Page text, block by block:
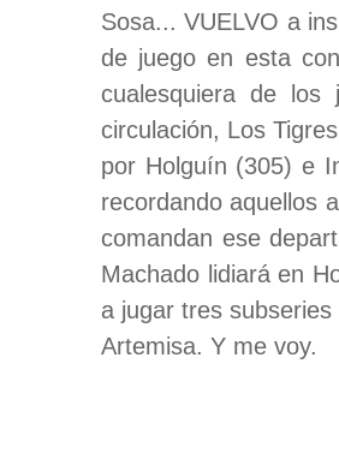
Sosa... VUELVO a
de juego en esta
cualesquiera de los
circulación, Los
por Holguín (305) e
recordando aquellos
comandan ese
Machado lidiará en
a jugar tres
Artemisa. Y me voy.